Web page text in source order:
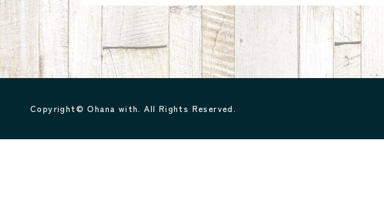
Copyright© Ohana with. All Rights Reserved.